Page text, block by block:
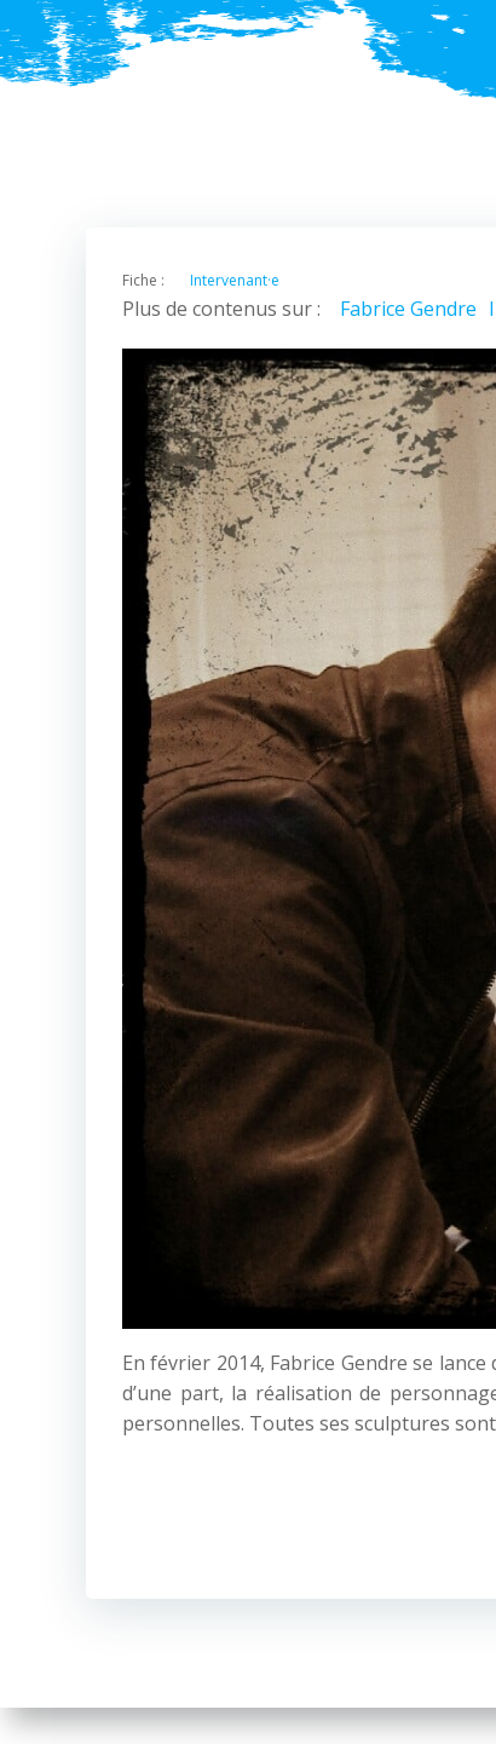
Fiche : Intervenant·e
Plus de contenus sur : Fabrice Gendre
En février 2014, Fabrice Gendre se
d’une part, la réalisation de
personnelles. Toutes ses sculptures